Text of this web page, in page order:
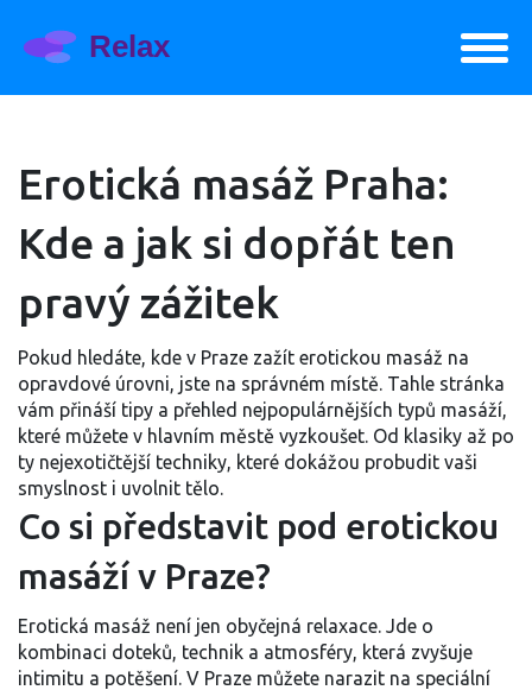
Erotická masáž Praha:
Kde a jak si dopřát ten
pravý zážitek
Pokud hledáte, kde v Praze zažít erotickou masáž na
opravdové úrovni, jste na správném místě. Tahle stránka
vám přináší tipy a přehled nejpopulárnějších typů masáží,
které můžete v hlavním městě vyzkoušet. Od klasiky až po
ty nejexotičtější techniky, které dokážou probudit vaši
smyslnost i uvolnit tělo.
Co si představit pod erotickou
masáží v Praze?
Erotická masáž není jen obyčejná relaxace. Jde o
kombinaci doteků, technik a atmosféry, která zvyšuje
intimitu a potěšení. V Praze můžete narazit na speciální